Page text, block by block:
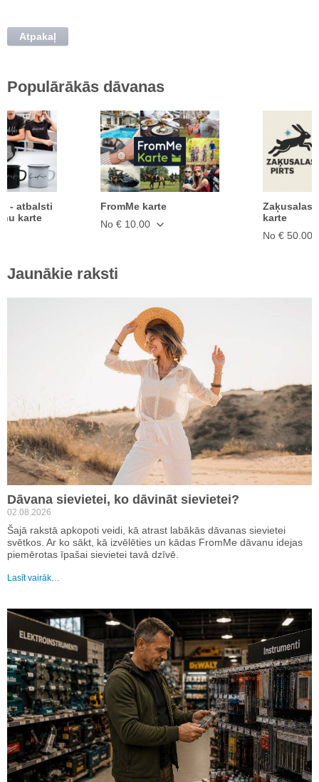
Atpakaļ
Populārākās dāvanas
- atbalsti
karte
FromMe karte
No € 10.00
Zaķusalas
karte
No € 50.00
Jaunākie raksti
Dāvana sievietei, ko dāvināt sievietei?
02.08.2026
Šajā rakstā apkopoti veidi, kā atrast labākās dāvanas sievietei
svētkos. Ar ko sākt, kā izvēlēties un kādas FromMe dāvanu idejas
piemērotas īpašai sievietei tavā dzīvē.
Lasīt vairāk…